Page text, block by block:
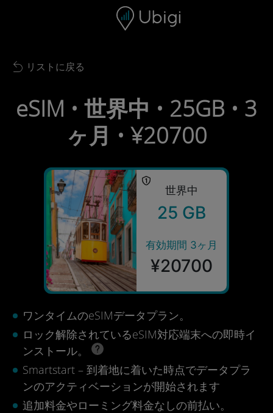
ナビゲーションバー フッター
Back to list
リストに戻る
eSIM • 世界中 • 25GB • 3
ヶ月 • ¥20700
世界中
25 GB
有効期間 3ヶ月
¥20700
ワンタイムのeSIMデータプラン。
ロック解除されているeSIM対応端末への即時イ
ンストール。
Smartstart – 到着地に着いた時点でデータプラ
ンのアクティベーションが開始されます
追加料金やローミング料金なしの前払い。